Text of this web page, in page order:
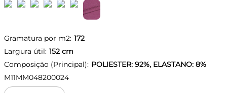
Gramatura por m2: 172
Largura útil: 152 cm
Composição (Principal): POLIESTER: 92%, ELASTANO: 8%
M11MM048200024